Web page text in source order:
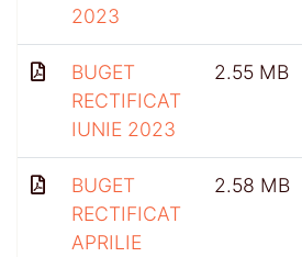
2023
BUGET
RECTIFICAT
IUNIE 2023
2.55 MB
BUGET
RECTIFICAT
APRILIE
2.58 MB